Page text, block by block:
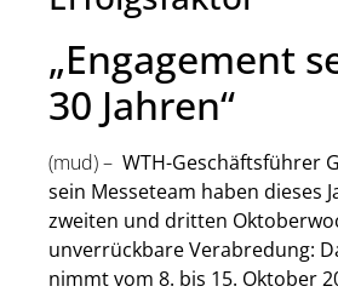
„Engagement
30 Jahren“
(mud) – WTH-Geschäftsführer
sein Messeteam haben dieses
zweiten und dritten
unverrückbare Verabredung:
nimmt vom 8. bis 15. Oktober